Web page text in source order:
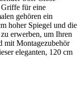
Griffe für eine
gehören ein
hoher Spiegel und die
erwerben, um Ihren
mit Montagezubehör
eleganten, 120 cm